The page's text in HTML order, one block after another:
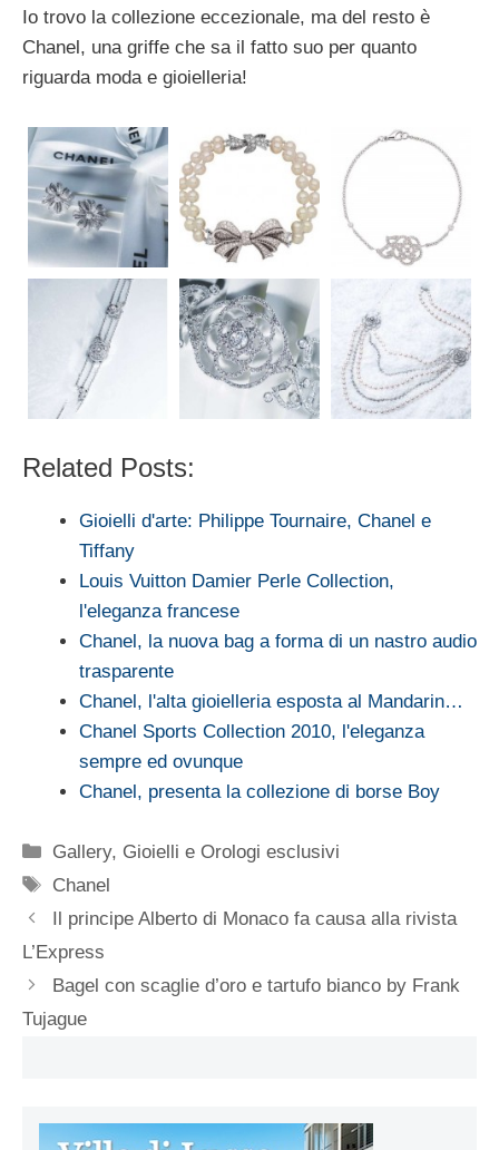
Io trovo la collezione eccezionale, ma del resto è
Chanel, una griffe che sa il fatto suo per quanto
riguarda moda e gioielleria!
Related Posts:
Gioielli d'arte: Philippe Tournaire, Chanel e
Tiffany
Louis Vuitton Damier Perle Collection,
l'eleganza francese
Chanel, la nuova bag a forma di un nastro audio
trasparente
Chanel, l'alta gioielleria esposta al Mandarin…
Chanel Sports Collection 2010, l'eleganza
sempre ed ovunque
Chanel, presenta la collezione di borse Boy
Categorie
Gallery, Gioielli e Orologi esclusivi
Tag
Chanel
Il principe Alberto di Monaco fa causa alla rivista
L’Express
Bagel con scaglie d’oro e tartufo bianco by Frank
Tujague